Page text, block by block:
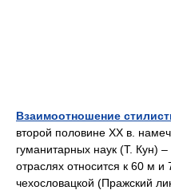
Взаимоотношение
второй половине ХХ в.
гуманитарных наук (Т. Кун)
отраслях относится к 60 м и
чехословацкой (Пражский